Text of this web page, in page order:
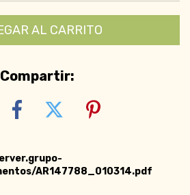
Compartir:
AR147788_010314.pdf